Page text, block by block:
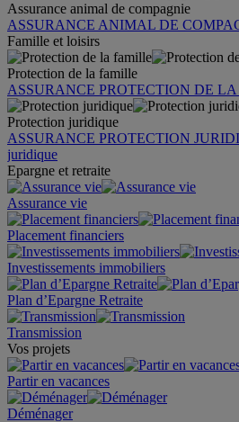
Assurance animal de compagnie
ASSURANCE ANIMAL DE
Famille et loisirs
Protection de la famille
ASSURANCE PROTECTION DE
Protection juridique
ASSURANCE PROTECTION
juridique
Epargne et retraite
Assurance vie
Placement financiers
Investissements immobiliers
Plan d’Epargne Retraite
Transmission
Vos projets
Partir en vacances
Déménager